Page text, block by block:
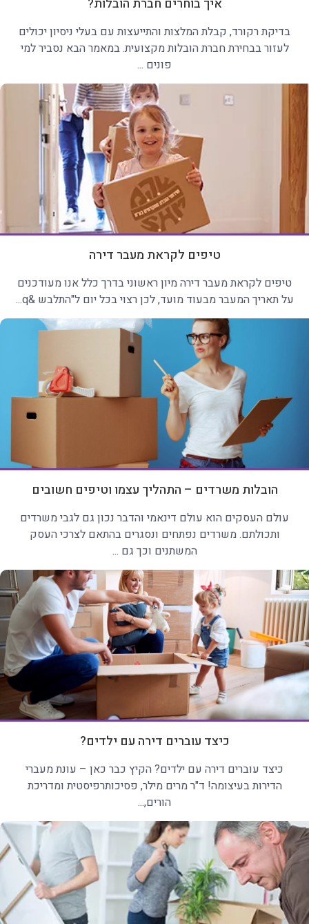
איך בוחרים חברת הובלות?
בדיקת רקורד, קבלת המלצות והתייעצות עם בעלי ניסיון יכולים
לעזור בבחירת חברת הובלות מקצועית. במאמר הבא נסביר למי
פונים ...
טיפים לקראת מעבר דירה
טיפים לקראת מעבר דירה מיון ראשוני בדרך כלל אנו מעודכנים
על תאריך המעבר מבעוד מועד, לכן רצוי בכל יום ל"התלבש &q...
הובלות משרדים – התהליך עצמו וטיפים חשובים
עולם העסקים הוא עולם דינאמי והדבר נכון גם לגבי משרדים
ותכולתם. משרדים נפתחים ונסגרים בהתאם לצרכי העסק
המשתנים וכך גם ...
כיצד עוברים דירה עם ילדים?
כיצד עוברים דירה עם ילדים? הקיץ כבר כאן – עונת מעברי
הדירות בעיצומה! ד"ר מרים מילר, פסיכותרפיסטית ומדריכת
הורים,...